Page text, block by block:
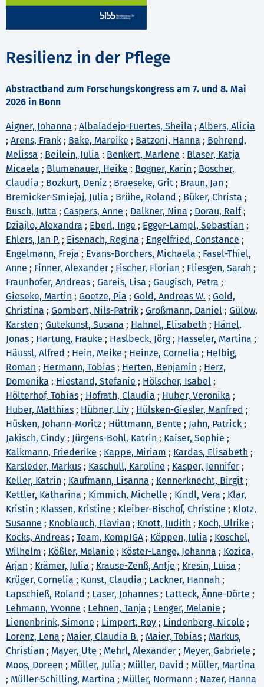
Resilienz in der Pflege
Abstractband zum Forschungskongress am 7. und 8. Mai
2026 in Bonn
Aigner, Johanna ; Albaladejo-Fuertes, Sheila ; Albers, Alicia
; Arens, Frank ; Bake, Mareike ; Batzoni, Hanna ; Behrend,
Melissa ; Beilein, Julia ; Benkert, Marlene ; Blaser, Katja
Micaela ; Blumenauer, Heike ; Bogner, Karin ; Boscher,
Claudia ; Bozkurt, Deniz ; Braeseke, Grit ; Braun, Jan ;
Bremicker-Smiejaj, Julia ; Brühe, Roland ; Büker, Christa ;
Busch, Jutta ; Caspers, Anne ; Dalkner, Nina ; Dorau, Ralf;
Dziajlo, Alexandra ; Eberl, Inge ; Egger-Lampl, Sebastian ;
Ehlers, Jan P. ; Eisenach, Regina ; Engelfried, Constance ;
Engelmann, Freja ; Evans-Borchers, Michaela ; Fasel-Thiel,
Anne ; Finner, Alexander ; Fischer, Florian ; Fliesgen, Sarah ;
Fraunhofer, Andreas ; Gareis, Lisa ; Gaugisch, Petra ;
Gieseke, Martin ; Goetze, Pia ; Gold, Andreas W. ; Gold,
Christina ; Gombert, Nils-Patrik ; Großmann, Daniel ; Gülow,
Karsten ; Gutekunst, Susana ; Hahnel, Elisabeth ; Hänel,
Jonas ; Hartung, Frauke ; Haslbeck, Jörg; Hasseler, Martina ;
Häussl, Alfred ; Hein, Meike ; Heinze, Cornelia ; Helbig,
Roman ; Hermann, Tobias ; Herten, Benjamin ; Herz,
Domenika ; Hiestand, Stefanie ; Hölscher, Isabel ;
Hölterhof, Tobias ; Hofrath, Claudia ; Huber, Veronika ;
Huber, Matthias ; Hübner, Liv ; Hülsken-Giesler, Manfred ;
Hüsken, Johann-Moritz ; Hüttmann, Bente ; Jahn, Patrick ;
Jakisch, Cindy ; Jürgens-Bohl, Katrin ; Kaiser, Sophie ;
Kalkmann, Friederike ; Kappe, Miriam ; Kardas, Elisabeth ;
Karsleder, Markus ; Kaschull, Karoline ; Kasper, Jennifer ;
Keller, Katrin ; Kaufmann, Lisanna ; Kennerknecht, Birgit ;
Kettler, Katharina ; Kimmich, Michelle ; Kindl, Vera ; Klar,
Kristin ; Klassen, Kristine ; Kleiber-Bischof, Christine ; Klotz,
Susanne ; Knoblauch, Flavian ; Knott, Judith ; Koch, Ulrike ;
Kocks, Andreas ; Team, KompIGA ; Köppen, Julia ; Koschel,
Wilhelm ; Kößler, Melanie ; Köster-Lange, Johanna ; Kozica,
Arjan ; Krämer, Julia ; Krause-Zenß, Antje ; Kresin, Luisa ;
Krüger, Cornelia ; Kunst, Claudia ; Lackner, Hannah ;
Lapschieß, Roland ; Laser, Johannes ; Latteck, Änne-Dörte ;
Lehmann, Yvonne ; Lehnen, Tanja ; Lenger, Melanie ;
Lienenbrink, Simone ; Limpert, Roy ; Lindenberg, Nicole ;
Lorenz, Lena ; Maier, Claudia B. ; Maier, Tobias ; Markus,
Christian ; Mayer, Ute ; Mehrl, Alexander ; Meyer, Gabriele ;
Moos, Doreen ; Müller, Julia ; Müller, David ; Müller, Martina
; Müller-Schilling, Martina ; Müller, Normann ; Nazer, Hanna